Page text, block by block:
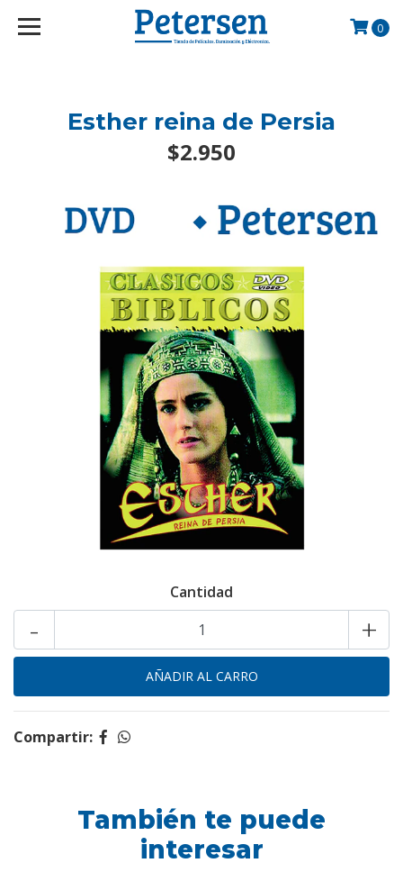
googlef2d1455d5020445a.html
0
Esther reina de Persia
$2.950
Cantidad
+
-
Compartir:
También te puede
interesar